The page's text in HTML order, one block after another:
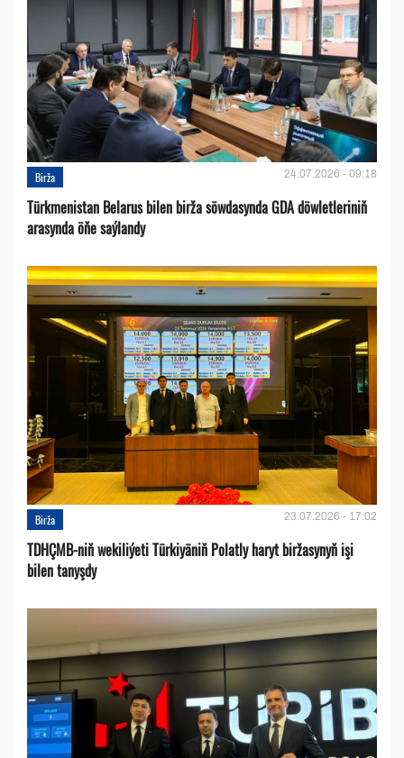
Birža 24.07.2026 - 09:18
Türkmenistan Belarus bilen birža söwdasynda GDA döwletleriniň
arasynda öňe saýlandy
Birža 23.07.2026 - 17:02
TDHÇMB-niň wekiliýeti Türkiyäniň Polatly haryt biržasynyň işi
bilen tanyşdy